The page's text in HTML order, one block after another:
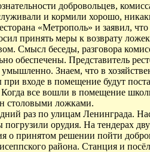
добровольцев,
и кормили хорошо,
«Метрополь» и заявил,
принять меры к возврату
Смысл беседы, разговора
обеспечены. Представитель
Знаем, что в
входе в помещение будут
Когда все вошли в помещение
столовыми ложками.
раз по улицам Ленинграда.
орудия. На тендерах
о принятом решении пойти
района. Станция и